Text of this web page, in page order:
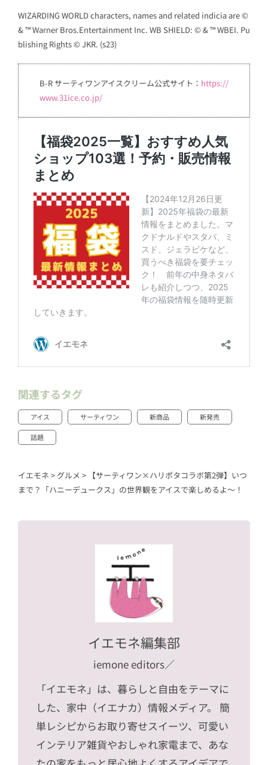
WIZARDING WORLD characters, names and related indicia are ©
& ™ Warner Bros.Entertainment Inc. WB SHIELD: © & ™ WBEI. Pu
blishing Rights © JKR. (s23)
B-R サーティワンアイスクリーム公式サイト： https://
www.31ice.co.jp/
関連するタグ
アイス サーティワン 新商品 新発売
話題
イエモネ > グルメ > 【サーティワン×ハリポタコラボ第2弾】いつ
まで？「ハニーデュークス」の世界観をアイスで楽しめるよ～！
イエモネ編集部
iemone editors／
「イエモネ」は、暮らしと自由をテーマに
した、家中（イエナカ）情報メディア。 簡
単レシピからお取り寄せスイーツ、可愛い
インテリア雑貨やおしゃれ家電まで、あな